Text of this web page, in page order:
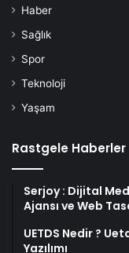
Haber
Sağlık
Spor
Teknoloji
Yaşam
Rastgele Haberler
Serjoy : Dijital
Ajansı ve Web
UETDS Nedir ?
Yazılımı